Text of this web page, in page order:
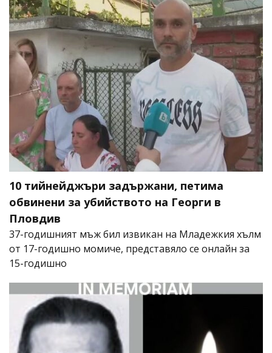
10 тийнейджъри задържани, петима
обвинени за убийството на Георги в
Пловдив
37-годишният мъж бил извикан на Младежкия хълм
от 17-годишно момиче, представяло се онлайн за
15-годишно